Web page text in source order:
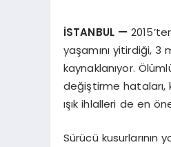
İSTANBUL —
yaşamını yitirdiği, 3
kaynaklanıyor.
değiştirme hataları,
ışık ihlalleri de en
Sürücü kusurlarının